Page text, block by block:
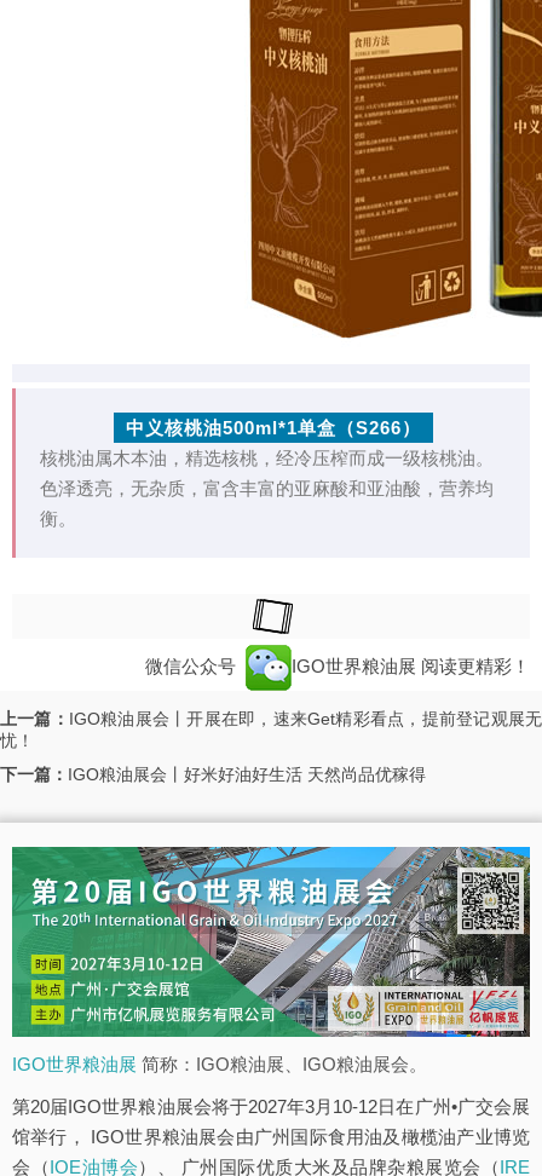
中义核桃油500ml*1单盒（S266）
核桃油属木本油，精选核桃，经冷压榨而成一级核桃油。
色泽透亮，无杂质，富含丰富的亚麻酸和亚油酸，营养均
衡。
微信公众号 IGO世界粮油展 阅读更精彩！
上一篇： IGO粮油展会丨开展在即，速来Get精彩看点，提前登记观展无
忧！
下一篇： IGO粮油展会丨好米好油好生活 天然尚品优稼得
IGO世界粮油展 简称：IGO粮油展、IGO粮油展会。
第20届IGO世界粮油展会将于2027年3月10-12日在广州•广交会展
馆举行， IGO世界粮油展会由广州国际食用油及橄榄油产业博览
会（IOE油博会）、 广州国际优质大米及品牌杂粮展览会（IRE